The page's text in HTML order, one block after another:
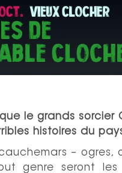
le grands sorcier
histoires du
– ogres,
genre seront